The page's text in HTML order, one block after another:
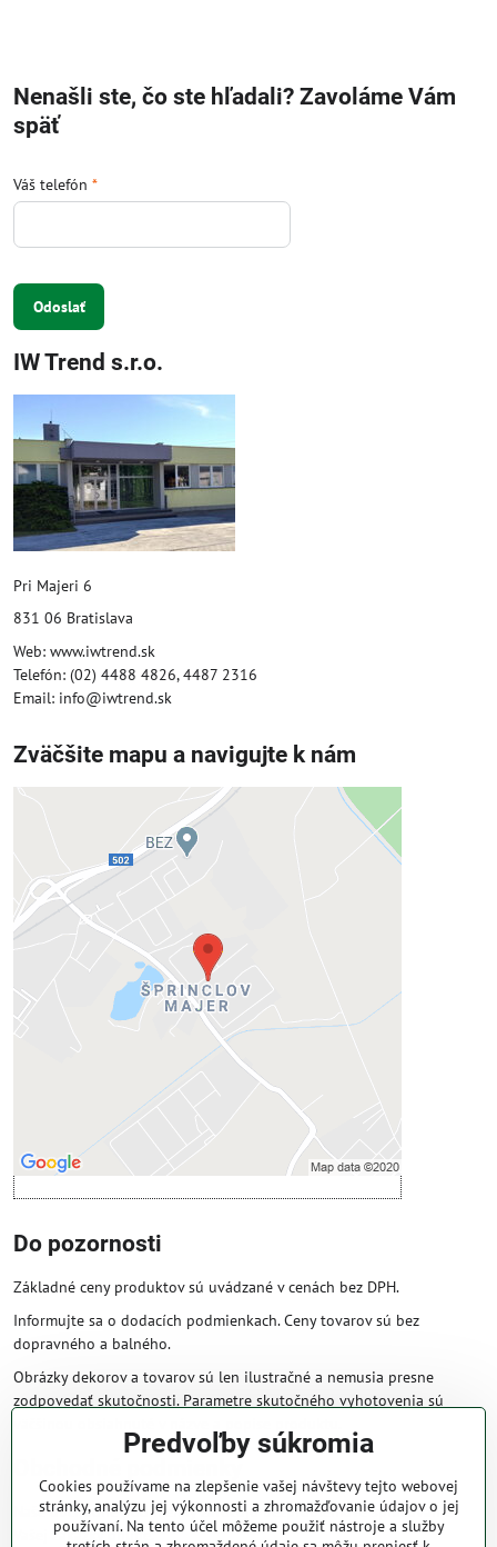
Nenašli ste, čo ste hľadali? Zavoláme Vám
späť
Váš telefón *
Odoslať
IW Trend s.r.o.
Pri Majeri 6
831 06 Bratislava
Web: www.iwtrend.sk
Telefón: (02) 4488 4826, 4487 2316
Email: info@iwtrend.sk
Zväčšite mapu a navigujte k nám
Externý obsah je blokovaný
Prajete si načítať externý obsah?
Povoliť tentokrát
Povoliť a zapamätať - súhlas s druhom
cookie: Funkčné
Otvoriť obsah v novom okne
Do pozornosti
Základné ceny produktov sú uvádzané v cenách bez DPH.
Informujte sa o dodacích podmienkach. Ceny tovarov sú bez
dopravného a balného.
Obrázky dekorov a tovarov sú len ilustračné a nemusia presne
zodpovedať skutočnosti. Parametre skutočného vyhotovenia sú
Naše obchodné podmienky zaručujú bezproblémové spracovanie
Vašej zakázky online.
Predvoľby súkromia
Cookies používame na zlepšenie vašej návštevy tejto webovej
stránky, analýzu jej výkonnosti a zhromažďovanie údajov o jej
používaní. Na tento účel môžeme použiť nástroje a služby